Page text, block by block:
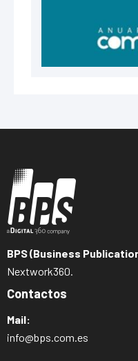
BPS (Business
Nextwork360.
Contactos
Mail:
info@bps.com.es